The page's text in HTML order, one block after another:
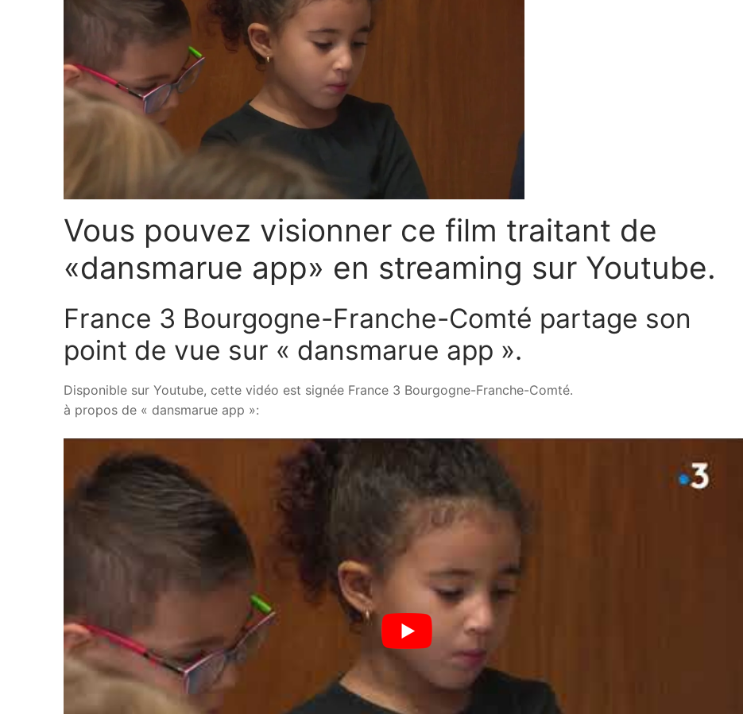
Vous pouvez visionner ce film traitant de
«dansmarue app» en streaming sur Youtube.
France 3 Bourgogne-Franche-Comté partage son
point de vue sur « dansmarue app ».
Disponible sur Youtube, cette vidéo est signée France 3 Bourgogne-Franche-Comté.
à propos de « dansmarue app »: